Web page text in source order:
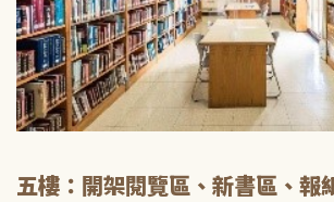
五樓：開架閱覽區、新書區、報